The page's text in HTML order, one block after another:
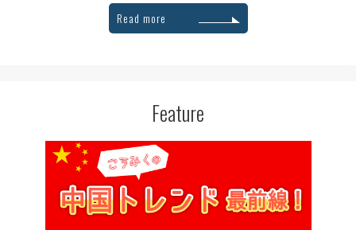
Read more
Feature